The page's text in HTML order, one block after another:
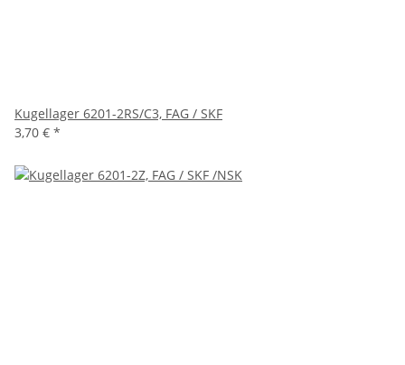
Kugellager 6201-2RS/C3, FAG / SKF
3,70 € *